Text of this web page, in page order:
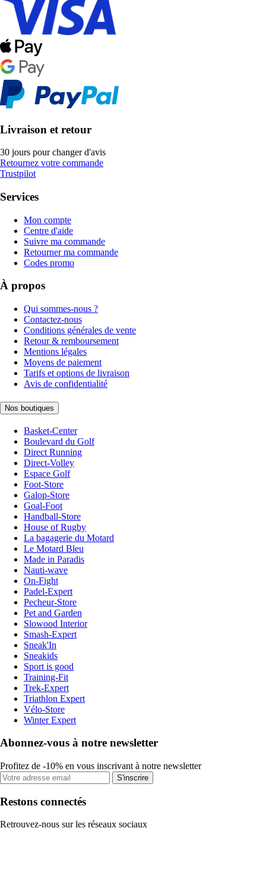
Livraison et retour
30 jours pour changer d'avis
Retournez votre commande
Trustpilot
Services
Mon compte
Centre d'aide
Suivre ma commande
Retourner ma commande
Codes promo
À propos
Qui sommes-nous ?
Contactez-nous
Conditions générales de vente
Retour & remboursement
Mentions légales
Moyens de paiement
Tarifs et options de livraison
Avis de confidentialité
Nos boutiques
Basket-Center
Boulevard du Golf
Direct Running
Direct-Volley
Espace Golf
Foot-Store
Galop-Store
Goal-Foot
Handball-Store
House of Rugby
La bagagerie du Motard
Le Motard Bleu
Made in Paradis
Nauti-wave
On-Fight
Padel-Expert
Pecheur-Store
Pet and Garden
Slowood Interior
Smash-Expert
Sneak'In
Sneakids
Sport is good
Training-Fit
Trek-Expert
Triathlon Expert
Vélo-Store
Winter Expert
Abonnez-vous à notre newsletter
Profitez de -10% en vous inscrivant à notre newsletter
S'inscrire
Restons connectés
Retrouvez-nous sur les réseaux sociaux